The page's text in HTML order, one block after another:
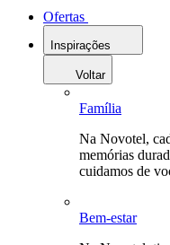
Ofertas
Inspirações
Voltar
Família
Na Novotel,
memórias
cuidamos de
Bem-estar